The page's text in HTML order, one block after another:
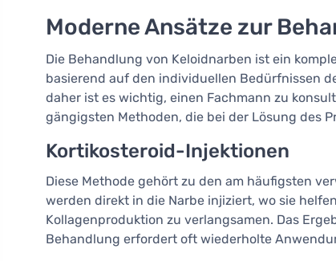
Moderne Ansätze zur
Die Behandlung von Keloidnarben ist ein
basierend auf den individuellen Bedürfnissen
daher ist es wichtig, einen Fachmann zu
gängigsten Methoden, die bei der Lösung des
Kortikosteroid-Injektionen
Diese Methode gehört zu den am häufigsten
werden direkt in die Narbe injiziert, wo sie
Kollagenproduktion zu verlangsamen. Das
Behandlung erfordert oft wiederholte